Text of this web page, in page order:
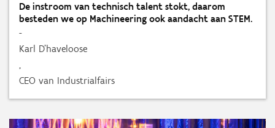
De instroom van technisch talent stokt, daarom
besteden we op Machineering ook aandacht aan STEM.
-
Karl D’haveloose
,
CEO van Industrialfairs